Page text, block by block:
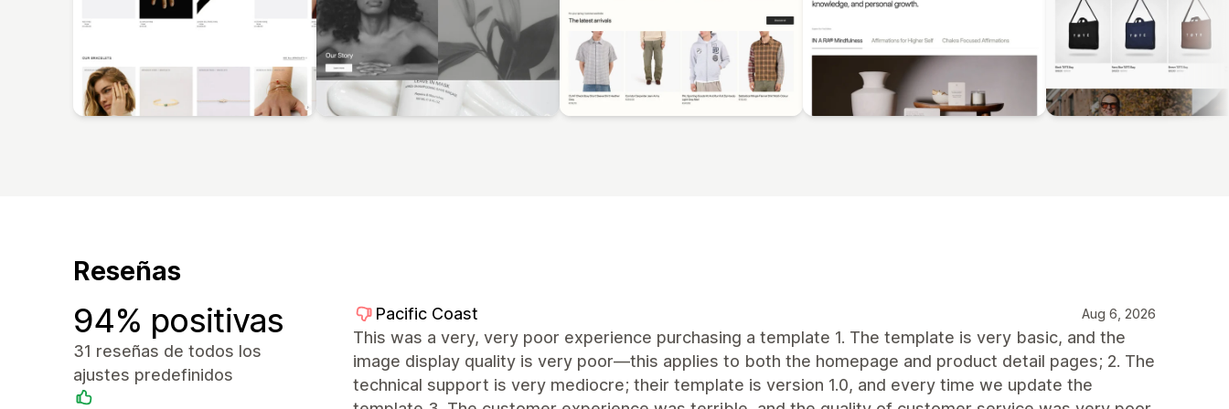
Reseñas
94% positivas
31 reseñas de todos los
ajustes predefinidos
Pacific Coast Aug 6, 2026
This was a very, very poor experience purchasing a template 1. The template is very basic, and the
image display quality is very poor—this applies to both the homepage and product detail pages; 2. The
technical support is very mediocre; their template is version 1.0, and every time we update the